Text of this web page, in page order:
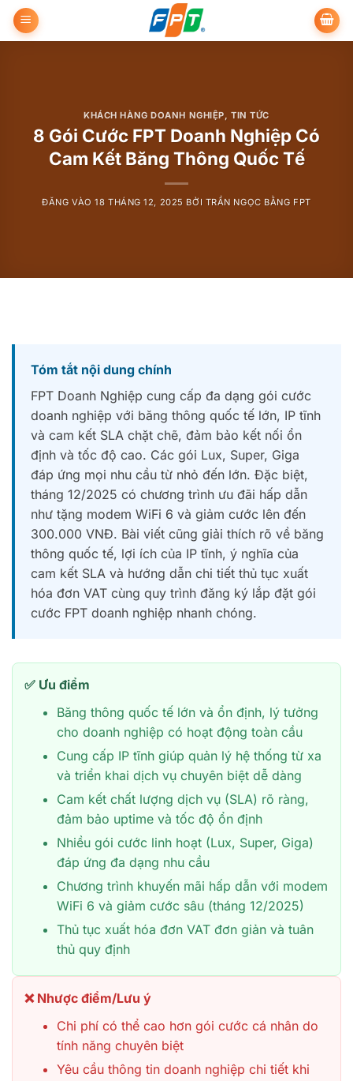
qua
KHÁCH HÀNG DOANH NGHIỆP ,TIN TỨC
8 Gói Cước FPT Doanh Nghiệp Có
Cam Kết Băng Thông Quốc Tế
ĐĂNG VÀO18 THÁNG 12, 2025 BỞI TRẦN NGỌC BẰNG FPT
Tóm tắt nội dung chính
FPT Doanh Nghiệp cung cấp đa dạng gói cước
doanh nghiệp với băng thông quốc tế lớn, IP tĩnh
và cam kết SLA chặt chẽ, đảm bảo kết nối ổn
định và tốc độ cao. Các gói Lux, Super, Giga
đáp ứng mọi nhu cầu từ nhỏ đến lớn. Đặc biệt,
tháng 12/2025 có chương trình ưu đãi hấp dẫn
như tặng modem WiFi 6 và giảm cước lên đến
300.000 VNĐ. Bài viết cũng giải thích rõ về băng
thông quốc tế, lợi ích của IP tĩnh, ý nghĩa của
cam kết SLA và hướng dẫn chi tiết thủ tục xuất
hóa đơn VAT cùng quy trình đăng ký lắp đặt gói
cước FPT doanh nghiệp nhanh chóng.
✅ Ưu điểm
Băng thông quốc tế lớn và ổn định, lý tưởng
cho doanh nghiệp có hoạt động toàn cầu
Cung cấp IP tĩnh giúp quản lý hệ thống từ xa
và triển khai dịch vụ chuyên biệt dễ dàng
Cam kết chất lượng dịch vụ (SLA) rõ ràng,
đảm bảo uptime và tốc độ ổn định
Nhiều gói cước linh hoạt (Lux, Super, Giga)
đáp ứng đa dạng nhu cầu
Chương trình khuyến mãi hấp dẫn với modem
WiFi 6 và giảm cước sâu (tháng 12/2025)
Thủ tục xuất hóa đơn VAT đơn giản và tuân
thủ quy định
❌ Nhược điểm/Lưu ý
Chi phí có thể cao hơn gói cước cá nhân do
tính năng chuyên biệt
Yêu cầu thông tin doanh nghiệp chi tiết khi